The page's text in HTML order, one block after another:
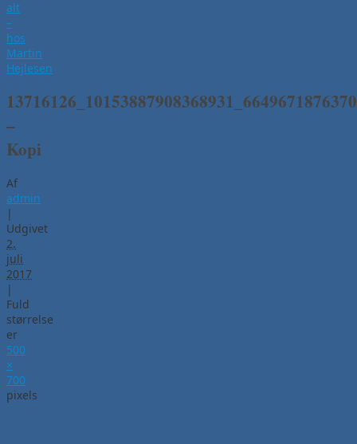
alt
–
hos
Martin
Hejlesen
–
Kopi
Af
admin
|
Udgivet
2.
juli
2017
|
Fuld
størrelse
er
500
×
700
pixels